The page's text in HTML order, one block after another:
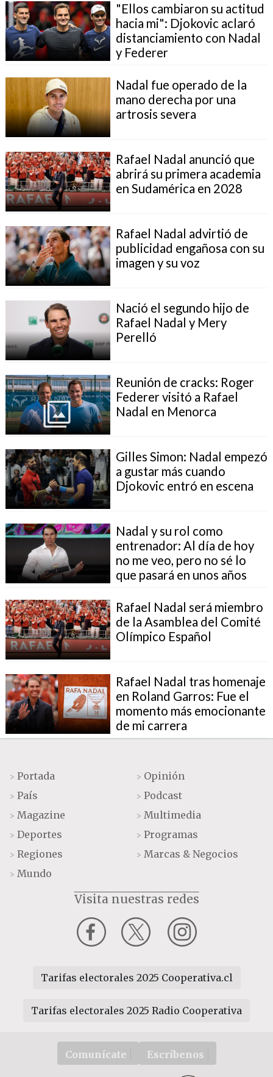
"Ellos cambiaron su actitud
hacia mi": Djokovic aclaró
distanciamiento con Nadal
y Federer
Nadal fue operado de la
mano derecha por una
artrosis severa
Rafael Nadal anunció que
abrirá su primera academia
en Sudamérica en 2028
Rafael Nadal advirtió de
publicidad engañosa con su
imagen y su voz
Nació el segundo hijo de
Rafael Nadal y Mery
Perelló
Reunión de cracks: Roger
Federer visitó a Rafael
Nadal en Menorca
Gilles Simon: Nadal empezó
a gustar más cuando
Djokovic entró en escena
Nadal y su rol como
entrenador: Al día de hoy
no me veo, pero no sé lo
que pasará en unos años
Rafael Nadal será miembro
de la Asamblea del Comité
Olímpico Español
Rafael Nadal tras homenaje
en Roland Garros: Fue el
momento más emocionante
de mi carrera
> Portada
> País
> Magazine
> Deportes
> Regiones
> Mundo
> Opinión
> Podcast
> Multimedia
> Programas
> Marcas & Negocios
Visita nuestras redes
Tarifas electorales 2025 Cooperativa.cl
Tarifas electorales 2025 Radio Cooperativa
Comunícate Escríbenos